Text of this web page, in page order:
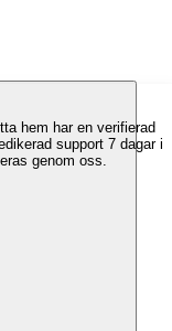
hem har en verifierad
support 7 dagar i
genom oss.